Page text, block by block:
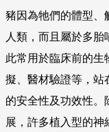
豬因為牠們的體型、
人類，而且屬於多胎
此常用於臨床前的生
擬、醫材驗證等，站
的安全性及功效性。
展，許多植入型的